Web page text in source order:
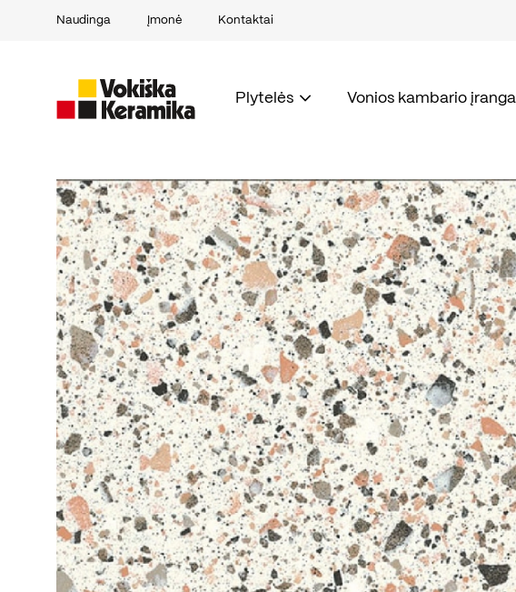
Naudinga Įmonė Kontaktai
Plytelės Vonios kambario įranga